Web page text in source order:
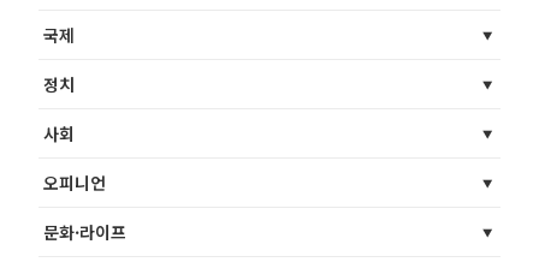
국제
정치
사회
오피니언
문화·라이프